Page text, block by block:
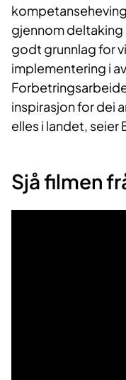
gjennom
godt grunnlag for
implementering i
inspirasjon for dei
elles i landet, seier
Sjå filmen